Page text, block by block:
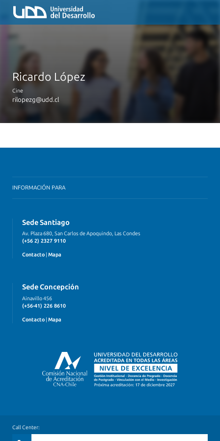
Ricardo López
Cine
rilopezg@udd.cl
INFORMACIÓN PARA
Sede Santiago
Av. Plaza 680, San Carlos de Apoquindo, Las Condes
(+56 2) 2327 9110
Contacto Mapa
Sede Concepción
Ainavillo 456
(+56-41) 226 8610
Contacto | Mapa
Call Center: